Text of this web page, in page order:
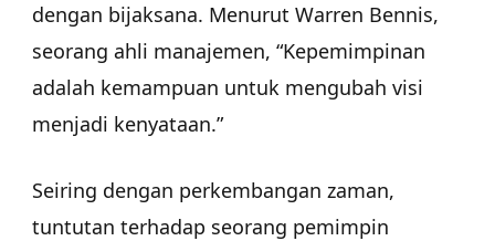
dengan bijaksana. Menurut Warren Bennis,
seorang ahli manajemen, “Kepemimpinan
adalah kemampuan untuk mengubah visi
menjadi kenyataan.”
Seiring dengan perkembangan zaman,
tuntutan terhadap seorang pemimpin